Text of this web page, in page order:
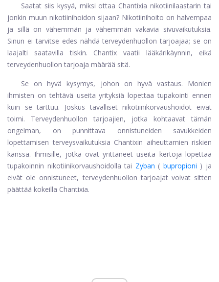
Saatat siis kysyä, miksi ottaa Chantixia nikotiinilaastarin tai
jonkin muun nikotiinihoidon sijaan? Nikotiinihoito on halvempaa
ja sillä on vähemmän ja vähemmän vakavia sivuvaikutuksia.
Sinun ei tarvitse edes nähdä terveydenhuollon tarjoajaa; se on
laajalti saatavilla tiskin. Chantix vaatii lääkärikäynnin, eikä
terveydenhuollon tarjoaja määrää sitä.
Se on hyvä kysymys, johon on hyvä vastaus. Monien
ihmisten on tehtävä useita yrityksiä lopettaa tupakointi ennen
kuin se tarttuu. Joskus tavalliset nikotiinikorvaushoidot eivät
toimi. Terveydenhuollon tarjoajien, jotka kohtaavat tämän
ongelman, on punnittava onnistuneiden savukkeiden
lopettamisen terveysvaikutuksia Chantixin aiheuttamien riskien
kanssa. Ihmisille, jotka ovat yrittäneet useita kertoja lopettaa
tupakoinnin nikotiinikorvaushoidolla tai Zyban ( bupropioni ) ja
eivät ole onnistuneet, terveydenhuollon tarjoajat voivat sitten
päättää kokeilla Chantixia.